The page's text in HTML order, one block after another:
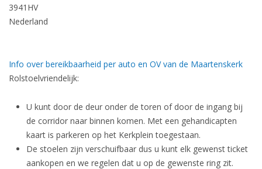
3941HV
Nederland
Info over bereikbaarheid per auto en OV van de Maartenskerk
Rolstoelvriendelijk:
U kunt door de deur onder de toren of door de ingang bij
de corridor naar binnen komen. Met een gehandicapten
kaart is parkeren op het Kerkplein toegestaan.
De stoelen zijn verschuifbaar dus u kunt elk gewenst ticket
aankopen en we regelen dat u op de gewenste ring zit.